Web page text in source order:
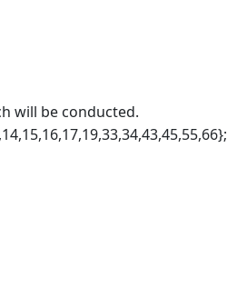
will be conducted.